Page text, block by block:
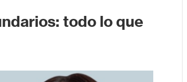
todo lo que